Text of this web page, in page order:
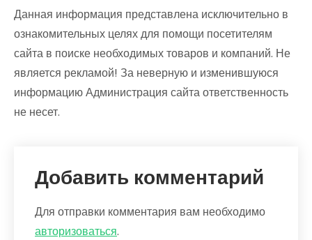
Данная информация представлена исключительно в
ознакомительных целях для помощи посетителям
сайта в поиске необходимых товаров и компаний. Не
является рекламой! За неверную и изменившуюся
информацию Администрация сайта ответственность
не несет.
Добавить комментарий
Для отправки комментария вам необходимо
авторизоваться.